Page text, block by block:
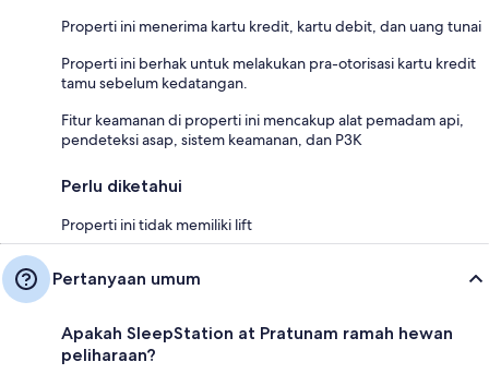
Properti ini menerima kartu kredit, kartu debit, dan uang tunai
Properti ini berhak untuk melakukan pra-otorisasi kartu kredit
tamu sebelum kedatangan.
Fitur keamanan di properti ini mencakup alat pemadam api,
pendeteksi asap, sistem keamanan, dan P3K
Perlu diketahui
Properti ini tidak memiliki lift
Pertanyaan umum
Apakah SleepStation at Pratunam ramah hewan
peliharaan?